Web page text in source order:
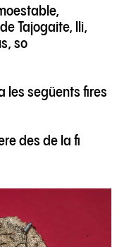
Tajogaite, lli,
so
les següents fires
des de la fi